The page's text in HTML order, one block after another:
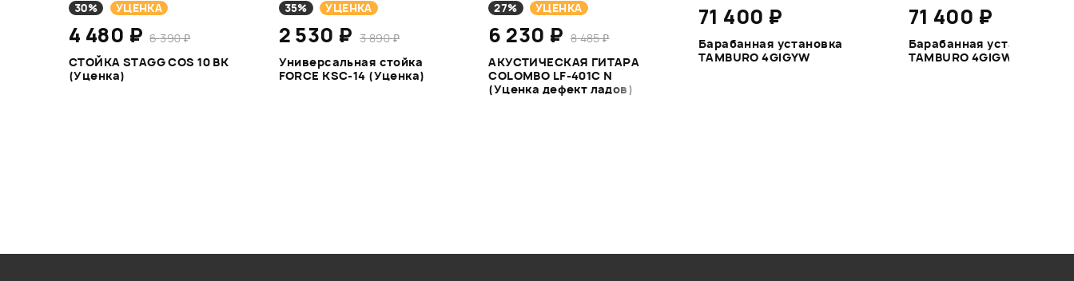
30% УЦЕНКА
4 480 ₽ 6 390 ₽
СТОЙКА STAGG COS 10 BK
(Уценка)
35% УЦЕНКА
2 530 ₽ 3 890 ₽
Универсальная стойка
FORCE KSC-14 (Уценка)
27% УЦЕНКА
6 230 ₽ 8 485 ₽
АКУСТИЧЕСКАЯ ГИТАРА
COLOMBO LF-401C N
(Уценка дефект ладов)
71 400 ₽
Барабанная установка
TAMBURO 4GIGYW
71 400 ₽
Барабанная установка
TAMBURO 4GIGWH